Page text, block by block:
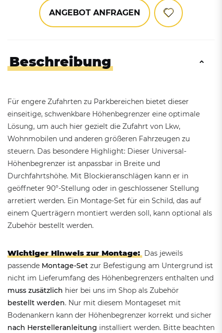
ANGEBOT ANFRAGEN
Beschreibung
Für engere Zufahrten zu Parkbereichen bietet dieser
einseitige, schwenkbare Höhenbegrenzer eine optimale
Lösung, um auch hier gezielt die Zufahrt von Lkw,
Wohnmobilen und anderen größeren Fahrzeugen zu
steuern. Das besondere Highlight: Dieser Universal-
Höhenbegrenzer ist anpassbar in Breite und
Durchfahrtshöhe. Mit Blockieranschlägen kann er in
geöffneter 90°-Stellung oder in geschlossener Stellung
arretiert werden. Ein Montage-Set für ein Schild, das auf
einem Querträgern montiert werden soll, kann optional als
Zubehör bestellt werden.
Wichtiger Hinweis zur Montage: Das jeweils
passende Montage-Set zur Befestigung am Untergrund ist
nicht im Lieferumfang des Höhenbegrenzers enthalten und
muss zusätzlich hier bei uns im Shop als Zubehör
bestellt werden. Nur mit diesem Montageset mit
Bodenankern kann der Höhenbegrenzer korrekt und sicher
nach Herstelleranleitung installiert werden. Bitte beachten